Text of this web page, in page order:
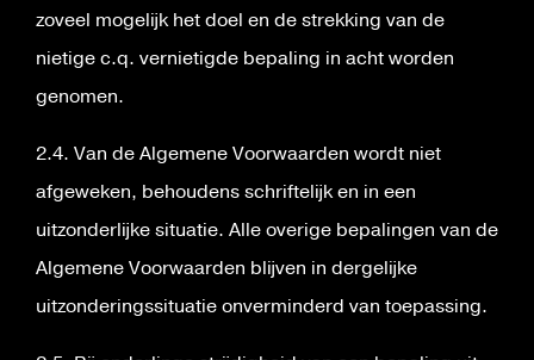
zoveel mogelijk het doel en de strekking van de
nietige c.q. vernietigde bepaling in acht worden
genomen.
2.4. Van de Algemene Voorwaarden wordt niet
afgeweken, behoudens schriftelijk en in een
uitzonderlijke situatie. Alle overige bepalingen van de
Algemene Voorwaarden blijven in dergelijke
uitzonderingssituatie onverminderd van toepassing.